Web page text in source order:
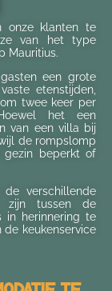
onze klanten te
van het type
Mauritius.
een grote
etenstijden,
twee keer per
het een
van een villa bij
de rompslomp
gezin beperkt of
verschillende
zijn tussen de
in herinnering te
keukenservice